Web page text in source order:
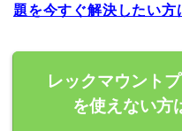
題を今すぐ解決したい方
レックマウント
を使えない方